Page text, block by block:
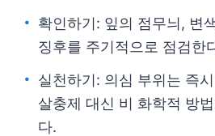
확인하기: 잎의 점무늬, 변
징후를 주기적으로 점검한
실천하기: 의심 부위는 즉
살충제 대신 비 화학적 방
다.